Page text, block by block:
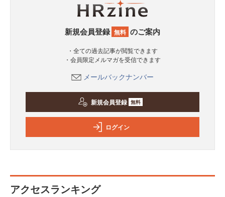
新規会員登録 無料 のご案内
・全ての過去記事が閲覧できます
・会員限定メルマガを受信できます
メールバックナンバー
新規会員登録 無料
ログイン
アクセスランキング